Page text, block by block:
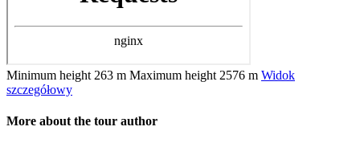
Minimum height 263 m Maximum height 2576 m Widok
szczegółowy
More about the tour author